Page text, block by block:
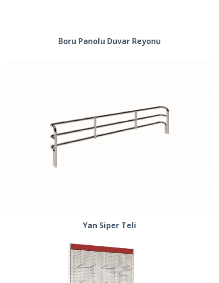
Boru Panolu Duvar Reyonu
Yan Siper Teli